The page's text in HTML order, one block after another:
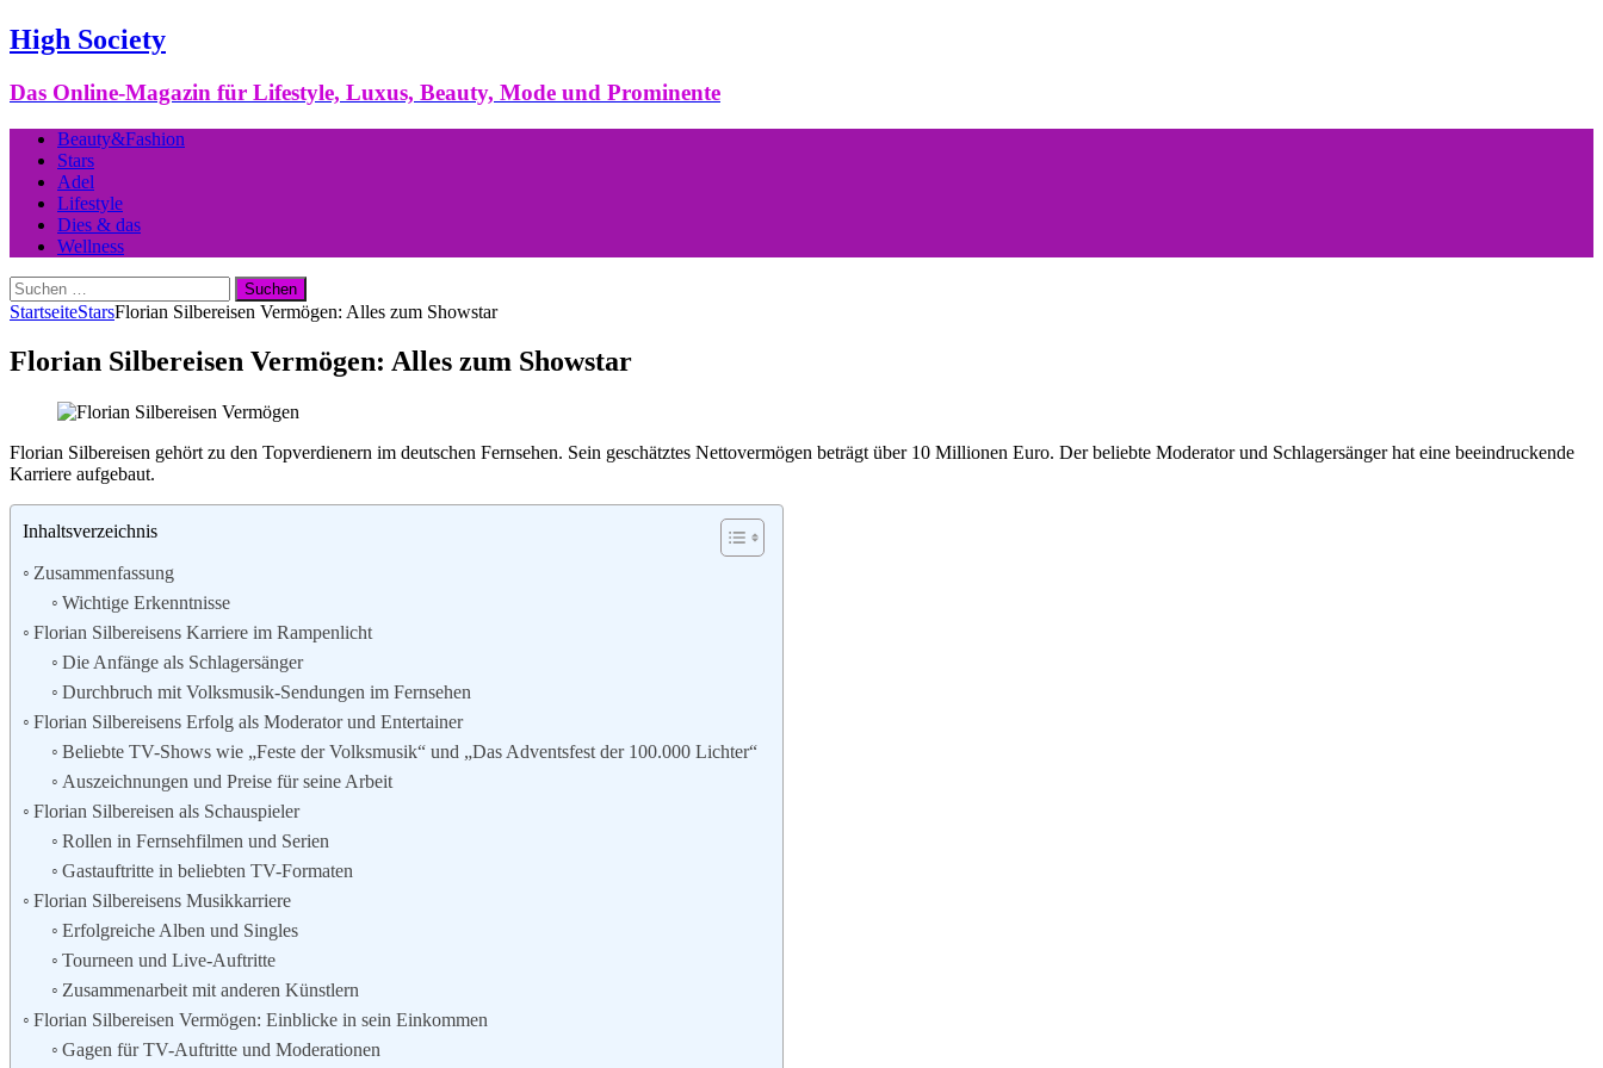
High Society
Das Online-Magazin für Lifestyle, Luxus, Beauty, Mode und Prominente
Beauty&Fashion
Stars
Adel
Lifestyle
Dies & das
Wellness
Suchen
nach:
StartseiteStarsFlorian Silbereisen Vermögen: Alles zum Showstar
Florian Silbereisen Vermögen: Alles zum Showstar
Florian Silbereisen gehört zu den Topverdienern im deutschen Fernsehen. Sein geschätztes Nettovermögen beträgt über 10 Millionen Euro. Der beliebte Moderator und Schlagersänger hat eine beeindruckende
Karriere aufgebaut.
Inhaltsverzeichnis
Zusammenfassung
Wichtige Erkenntnisse
Florian Silbereisens Karriere im Rampenlicht
Die Anfänge als Schlagersänger
Durchbruch mit Volksmusik-Sendungen im Fernsehen
Florian Silbereisens Erfolg als Moderator und Entertainer
Beliebte TV-Shows wie „Feste der Volksmusik“ und „Das Adventsfest der 100.000 Lichter“
Auszeichnungen und Preise für seine Arbeit
Florian Silbereisen als Schauspieler
Rollen in Fernsehfilmen und Serien
Gastauftritte in beliebten TV-Formaten
Florian Silbereisens Musikkarriere
Erfolgreiche Alben und Singles
Tourneen und Live-Auftritte
Zusammenarbeit mit anderen Künstlern
Florian Silbereisen Vermögen: Einblicke in sein Einkommen
Gagen für TV-Auftritte und Moderationen